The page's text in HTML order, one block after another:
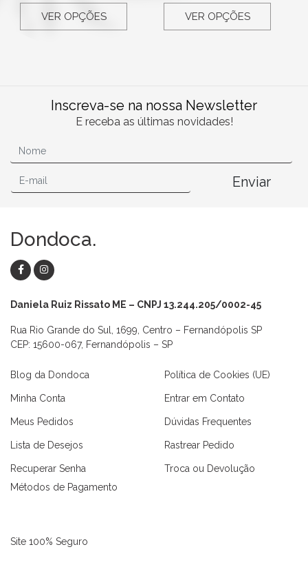
VER OPÇÕES VER OPÇÕES
Inscreva-se na nossa Newsletter
E receba as últimas novidades!
Enviar
Dondoca.
Daniela Ruiz Rissato ME – CNPJ 13.244.205/0002-45
Rua Rio Grande do Sul, 1699, Centro – Fernandópolis SP
CEP: 15600-067, Fernandópolis – SP
Blog da Dondoca
Minha Conta
Meus Pedidos
Lista de Desejos
Recuperar Senha
Política de Cookies (UE)
Entrar em Contato
Dúvidas Frequentes
Rastrear Pedido
Troca ou Devolução
Métodos de Pagamento
Site 100% Seguro